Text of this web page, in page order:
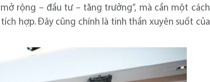
rộng – đầu tư – tăng trưởng”, mà cần một cách
hợp. Đây cũng chính là tinh thần xuyên suốt của